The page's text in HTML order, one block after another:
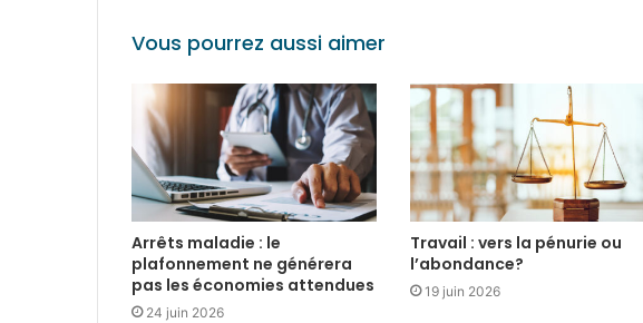
Vous pourrez aussi aimer
Arrêts maladie : le
plafonnement ne générera
pas les économies attendues
24 juin 2026
Travail : vers la pénurie ou
l’abondance?
19 juin 2026